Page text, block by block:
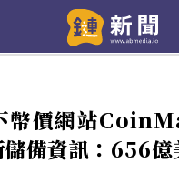
幣價網站
備資訊：656億